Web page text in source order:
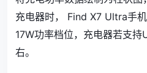
充电器时， Find X7 Ultra手
17W功率档位，充电器若支
右。